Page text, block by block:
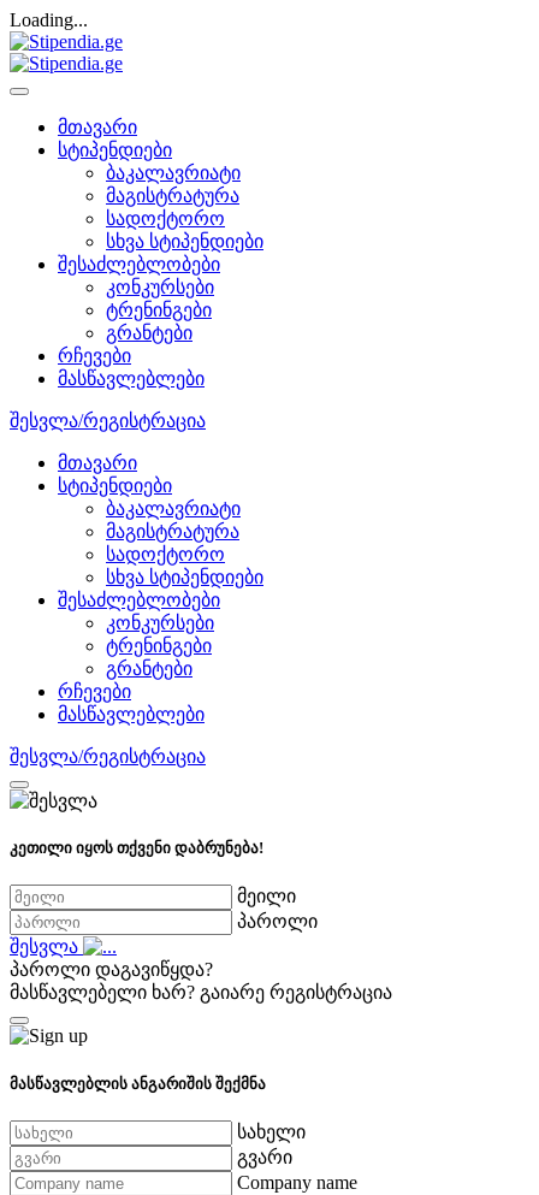
Loading...
მთავარი
სტიპენდიები
ბაკალავრიატი
მაგისტრატურა
სადოქტორო
სხვა სტიპენდიები
შესაძლებლობები
კონკურსები
ტრენინგები
გრანტები
რჩევები
მასწავლებლები
შესვლა/რეგისტრაცია
მთავარი
სტიპენდიები
ბაკალავრიატი
მაგისტრატურა
სადოქტორო
სხვა სტიპენდიები
შესაძლებლობები
კონკურსები
ტრენინგები
გრანტები
რჩევები
მასწავლებლები
შესვლა/რეგისტრაცია
კეთილი იყოს თქვენი დაბრუნება!
მეილი
პაროლი
შესვლა
პაროლი დაგავიწყდა?
მასწავლებელი ხარ? გაიარე რეგისტრაცია
მასწავლებლის ანგარიშის შექმნა
სახელი
გვარი
Company name